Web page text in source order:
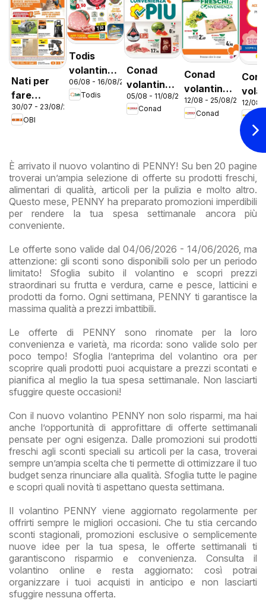
Nati per
fare
estate
30/07 - 23/08/2026
OBI
Todis
volantino
Lazio
06/08 - 16/08/2026
Todis
Conad
volantino
Convenienza
Più Lazio
05/08 - 11/08/2026
Conad
Conad
volantino
City Lazio
12/08 - 25/08/2026
Conad
City
Lazio
12/08
È arrivato il nuovo volantino di PENNY! Su ben 20 pagine
troverai un’ampia selezione di offerte su prodotti freschi,
alimentari di qualità, articoli per la pulizia e molto altro.
Questo mese, PENNY ha preparato promozioni imperdibili
per rendere la tua spesa settimanale ancora più
conveniente.
Le offerte sono valide dal 04/06/2026 - 14/06/2026, ma
attenzione: gli sconti sono disponibili solo per un periodo
limitato! Sfoglia subito il volantino e scopri prezzi
straordinari su frutta e verdura, carne e pesce, latticini e
prodotti da forno. Ogni settimana, PENNY ti garantisce la
massima qualità a prezzi imbattibili.
Le offerte di PENNY sono rinomate per la loro
convenienza e varietà, ma ricorda: sono valide solo per
poco tempo! Sfoglia l’anteprima del volantino ora per
scoprire quali prodotti puoi acquistare a prezzi scontati e
pianifica al meglio la tua spesa settimanale. Non lasciarti
sfuggire queste occasioni!
Con il nuovo volantino PENNY non solo risparmi, ma hai
anche l’opportunità di approfittare di offerte settimanali
pensate per ogni esigenza. Dalle promozioni sui prodotti
freschi agli sconti speciali su articoli per la casa, troverai
sempre un’ampia scelta che ti permette di ottimizzare il tuo
budget senza rinunciare alla qualità. Sfoglia tutte le pagine
e scopri quali novità ti aspettano questa settimana.
Il volantino PENNY viene aggiornato regolarmente per
offrirti sempre le migliori occasioni. Che tu stia cercando
sconti stagionali, promozioni esclusive o semplicemente
nuove idee per la tua spesa, le offerte settimanali ti
garantiscono risparmio e convenienza. Consulta il
volantino online e resta aggiornato: così potrai
organizzare i tuoi acquisti in anticipo e non lasciarti
sfuggire nessuna offerta.